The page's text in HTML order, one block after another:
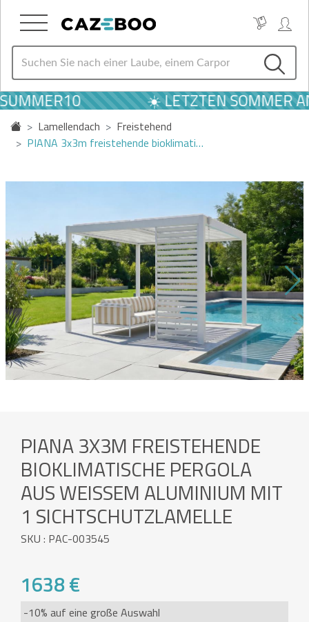
☀️ LETZTEN SOMMER
Lamellendach
Freistehend
PIANA 3x3m freistehende bioklimati…
PIANA 3X3M FREISTEHENDE
BIOKLIMATISCHE PERGOLA
AUS WEISSEM ALUMINIUM MIT 1
SICHTSCHUTZLAMELLE
SKU : PAC-003545
1638 €
-10% auf eine große Auswahl